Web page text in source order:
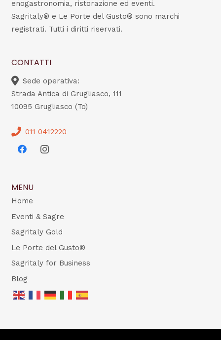
enogastronomia, ristorazione ed eventi.
Sagritaly® e Le Porte del Gusto® sono marchi
registrati. Tutti i diritti riservati.
CONTATTI
Sede operativa:
Strada Antica di Grugliasco, 111
10095 Grugliasco (To)
011 0412220
MENU
Home
Eventi & Sagre
Sagritaly Gold
Le Porte del Gusto®
Sagritaly for Business
Blog